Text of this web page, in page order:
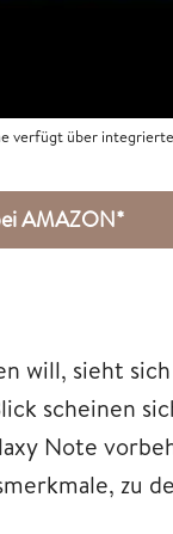
verfügt über
AMAZON*
will, sieht
scheinen
Note
zu